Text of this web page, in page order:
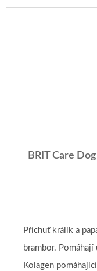
cena:
BRIT Care
Příchuť králík a
brambor.
Kolagen